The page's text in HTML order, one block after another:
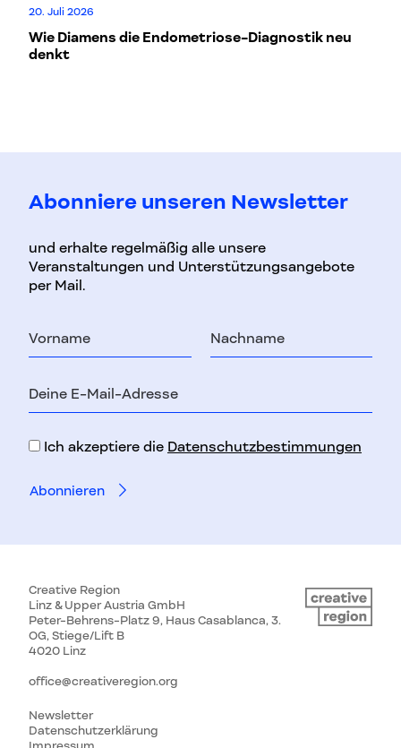
20. Juli 2026
Wie Diamens die Endometriose-Diagnostik neu
denkt
Abonniere unseren Newsletter
und erhalte regelmäßig alle unsere
Veranstaltungen und Unterstützungsangebote
per Mail.
Nachname
Mail-
Ich akzeptiere die Datenschutzbestimmungen
Creative Region
Linz & Upper Austria GmbH
Peter-Behrens-Platz 9, Haus Casablanca, 3.
OG, Stiege/Lift B
4020 Linz
office@creativeregion.org
Newsletter
Datenschutzerklärung